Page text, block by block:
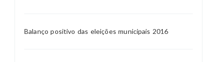
Balanço positivo das eleições municipais 2016